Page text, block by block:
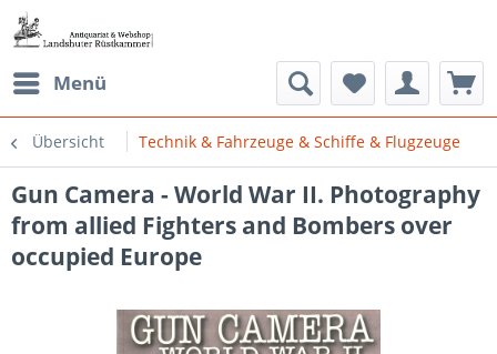
Menü
Übersicht Technik & Fahrzeuge & Schiffe & Flugzeuge
Gun Camera - World War II. Photography
from allied Fighters and Bombers over
occupied Europe